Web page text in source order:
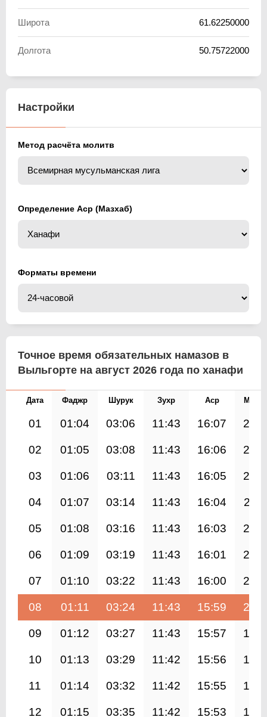
Широта 61.62250000
Долгота 50.75722000
Настройки
Метод расчёта молитв
Определение Аср (Мазхаб)
Форматы времени
Точное время обязательных намазов в
Выльгорте на август 2026 года по ханафи
Дата Фаджр Шурук Зухр Аср
01 01:04 03:06 11:43 16:07
02 01:05 03:08 11:43 16:06
03 01:06 03:11 11:43 16:05
04 01:07 03:14 11:43 16:04
05 01:08 03:16 11:43 16:03
06 01:09 03:19 11:43 16:01
07 01:10 03:22 11:43 16:00
08 01:11 03:24 11:43 15:59
09 01:12 03:27 11:43 15:57
10 01:13 03:29 11:42 15:56
11 01:14 03:32 11:42 15:55
12 01:15 03:35 11:42 15:53